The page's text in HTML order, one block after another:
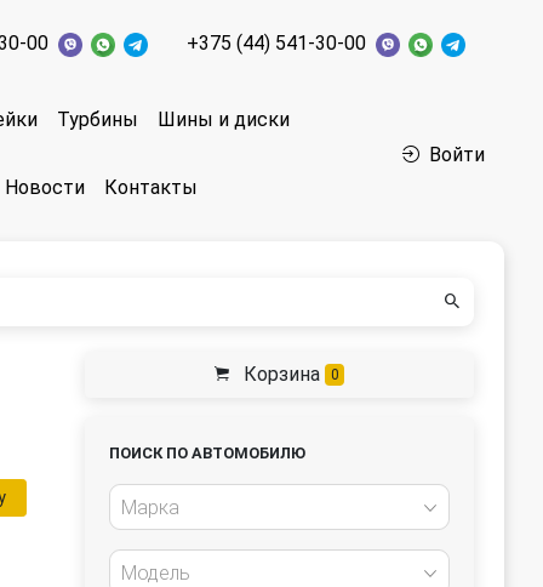
00 +375 (44) 541-30-00
Турбины Шины и диски
Новости Контакты
Войти
Корзина 0
ПОИСК ПО АВТОМОБИЛЮ
Марка
Модель